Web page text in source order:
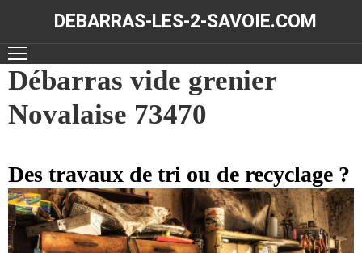
DEBARRAS-LES-2-SAVOIE.COM
ACCUEIL
DÉBARRAS
CONTACT
Débarras vide grenier
Novalaise 73470
Des travaux de tri ou de recyclage ?